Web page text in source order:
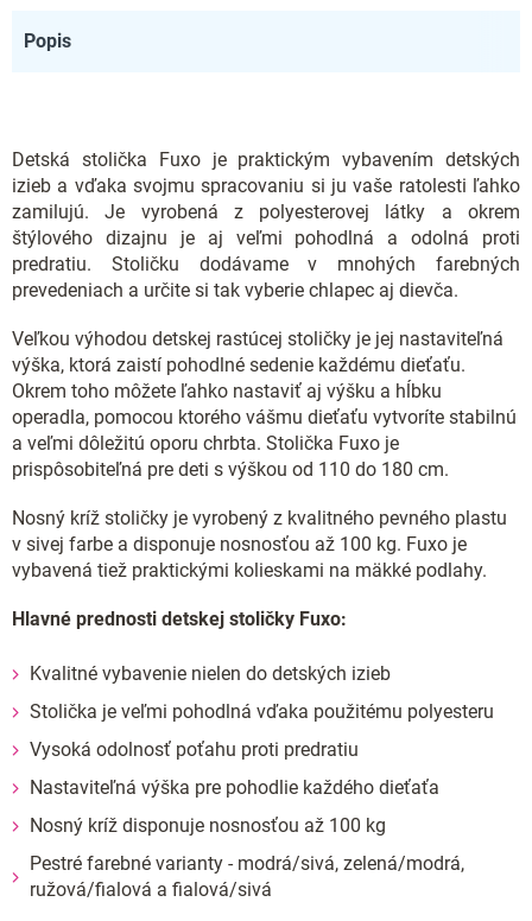
Popis
Detská stolička Fuxo je praktickým vybavením detských
izieb a vďaka svojmu spracovaniu si ju vaše ratolesti ľahko
zamilujú. Je vyrobená z polyesterovej látky a okrem
štýlového dizajnu je aj veľmi pohodlná a odolná proti
predratiu. Stoličku dodávame v mnohých farebných
prevedeniach a určite si tak vyberie chlapec aj dievča.
Veľkou výhodou detskej rastúcej stoličky je jej nastaviteľná
výška, ktorá zaistí pohodlné sedenie každému dieťaťu.
Okrem toho môžete ľahko nastaviť aj výšku a hĺbku
operadla, pomocou ktorého vášmu dieťaťu vytvoríte stabilnú
a veľmi dôležitú oporu chrbta. Stolička Fuxo je
prispôsobiteľná pre deti s výškou od 110 do 180 cm.
Nosný kríž stoličky je vyrobený z kvalitného pevného plastu
v sivej farbe a disponuje nosnosťou až 100 kg. Fuxo je
vybavená tiež praktickými kolieskami na mäkké podlahy.
Hlavné prednosti detskej stoličky Fuxo:
Kvalitné vybavenie nielen do detských izieb
Stolička je veľmi pohodlná vďaka použitému polyesteru
Vysoká odolnosť poťahu proti predratiu
Nastaviteľná výška pre pohodlie každého dieťaťa
Nosný kríž disponuje nosnosťou až 100 kg
Pestré farebné varianty - modrá/sivá, zelená/modrá,
ružová/fialová a fialová/sivá